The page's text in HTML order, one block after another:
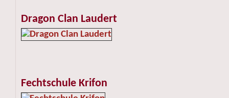
Dragon Clan Laudert
Fechtschule Krifon